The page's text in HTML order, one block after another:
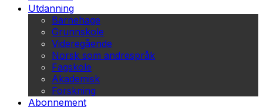
Utdanning
Barnehage
Grunnskole
Videregående
Norsk som andrespråk
Fagskole
Akademisk
Forskning
Abonnement